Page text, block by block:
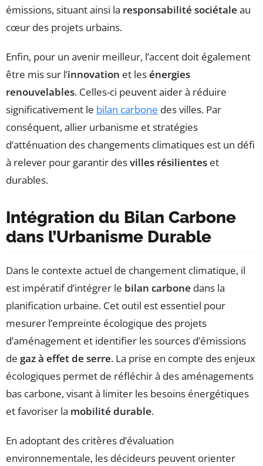
émissions, situant ainsi la responsabilité sociétale au
cœur des projets urbains.
Enfin, pour un avenir meilleur, l’accent doit également
être mis sur l’innovation et lesénergies
renouvelables. Celles-ci peuvent aider à réduire
significativement le bilan carbone des villes. Par
conséquent, allier urbanisme et stratégies
d’atténuation des changements climatiques est un défi
à relever pour garantir desvilles résilientes et
durables.
Intégration du Bilan Carbone
dans l’Urbanisme Durable
Dans le contexte actuel de changement climatique, il
est impératif d’intégrer le bilan carbone dans la
planification urbaine. Cet outil est essentiel pour
mesurer l’empreinte écologique des projets
d’aménagement et identifier les sources d’émissions
de gaz à effet de serre. La prise en compte des enjeux
écologiques permet de réfléchir à des aménagements
bas carbone, visant à limiter les besoins énergétiques
et favoriser la mobilité durable.
En adoptant des critères d’évaluation
environnementale, les décideurs peuvent orienter